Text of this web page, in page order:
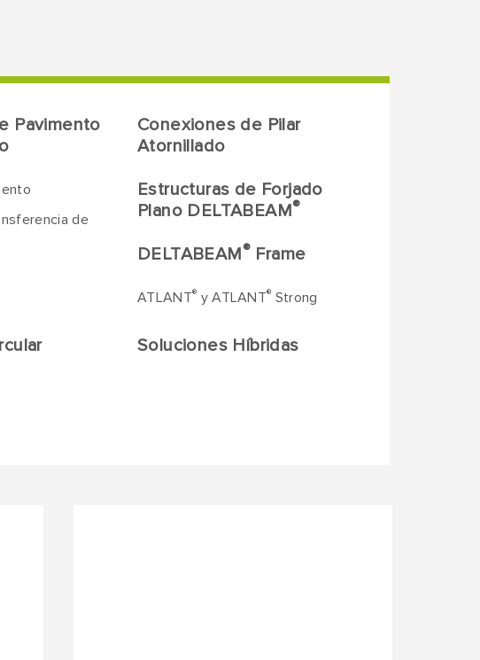
Pavimento
de
Conexiones de Pilar
Atornillado
Estructuras de Forjado
Plano DELTABEAM®
DELTABEAM® Frame
ATLANT® y ATLANT® Strong
Soluciones Híbridas